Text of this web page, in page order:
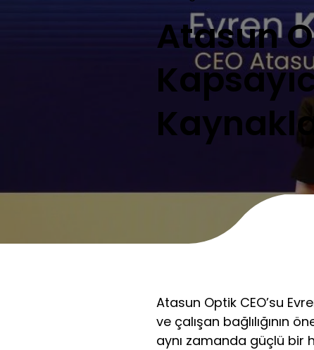
Atasun
Atasun Optik CEO’su
ve çalışan bağlılığının
aynı zamanda güçlü bir